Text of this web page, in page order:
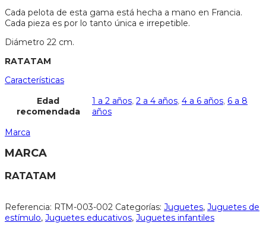
Cada pelota de esta gama está hecha a mano en Francia.
Cada pieza es por lo tanto única e irrepetible.
Diámetro 22 cm.
RATATAM
Características
Edad
recomendada
1 a 2 años, 2 a 4 años, 4 a 6 años, 6 a 8
años
Marca
MARCA
RATATAM
Referencia: RTM-003-002 Categorías: Juguetes, Juguetes de
estímulo, Juguetes educativos, Juguetes infantiles